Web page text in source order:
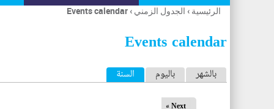
أنت
هنا
الرئيسية › الجدول الزمني ›
Events calendar
Events calendar
ا بالشهر باليوم السنة (علامة التبويب النشطة)